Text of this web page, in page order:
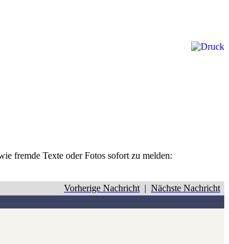
fremde Texte oder Fotos sofort zu melden:
Vorherige Nachricht | Nächste Nachricht